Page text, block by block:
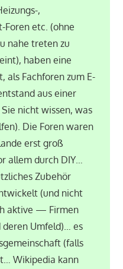
,
Foren etc. (ohne
nahe treten zu
haben eine
als Fachforen zum E-
aus einer
nicht wissen, was
Die Foren waren
erst groß
allem durch DIY…
Zubehör
(und nicht
aktive — Firmen
deren Umfeld)… es
(falls
Wikipedia kann